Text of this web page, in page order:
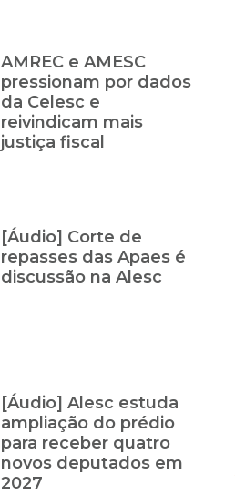
AMREC e AMESC
pressionam por dados
da Celesc e
reivindicam mais
justiça fiscal
[Áudio] Corte de
repasses das Apaes é
discussão na Alesc
[Áudio] Alesc estuda
ampliação do prédio
para receber quatro
novos deputados em
2027